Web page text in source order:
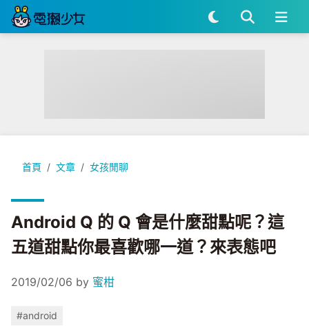
首頁 文章 女孩閒聊
Android Q 的 Q 會是什麼甜點呢？這五道甜點你最喜歡哪一道
Android Q 的 Q 會是什麼甜點呢？這
五道甜點你最喜歡哪一道？來表態吧
2019/02/06 by 蜜柑
#android